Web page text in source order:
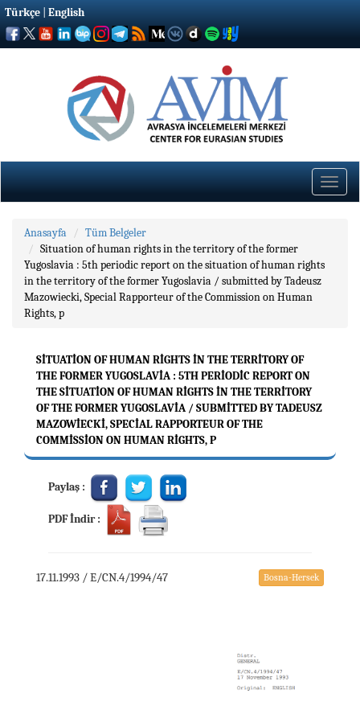
Türkçe English
Toggle
Anasayfa
Tüm Belgeler
Situation of human rights in the territory of the former
Yugoslavia : 5th periodic report on the situation of human rights
in the territory of the former Yugoslavia / submitted by Tadeusz
Mazowiecki, Special Rapporteur of the Commission on Human
Rights, p
SITUATION OF HUMAN RIGHTS IN THE TERRITORY OF
THE FORMER YUGOSLAVIA : 5TH PERIODIC REPORT ON
THE SITUATION OF HUMAN RIGHTS IN THE TERRITORY
OF THE FORMER YUGOSLAVIA / SUBMITTED BY TADEUSZ
MAZOWIECKI, SPECIAL RAPPORTEUR OF THE
COMMISSION ON HUMAN RIGHTS, P
Paylaş :
PDF İndir :
17.11.1993 / E/CN.4/1994/47 Bosna-Hersek